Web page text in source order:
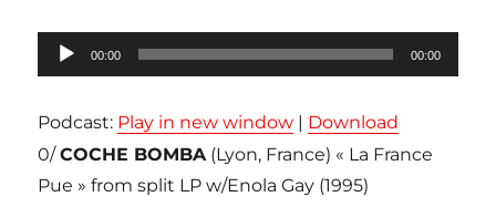
Lecteur
audio
00:00 00:00
Podcast: Play in new window | Download
0/COCHE BOMBA(Lyon, France) « La France
Pue » from split LP w/Enola Gay (1995)